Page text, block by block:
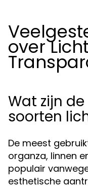
over
Wat zijn
soorten
De meest
organza, linnen
populair
esthetische